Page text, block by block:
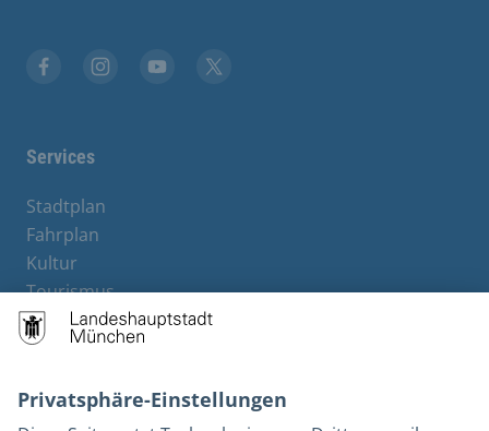
Services
Stadtplan
Fahrplan
Kultur
Tourismus
M-Strom
Bürgerservice